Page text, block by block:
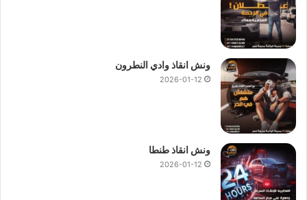
ونش انقاذ وادي النطرون
2026-01-12
ونش انقاذ طنطا
2026-01-12